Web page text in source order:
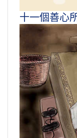
十一個善心